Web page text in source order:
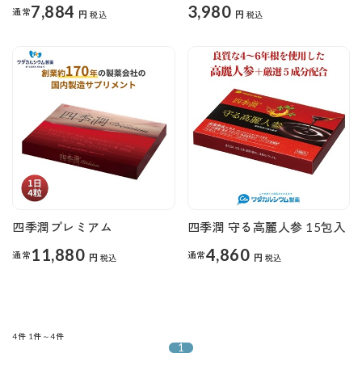
通常7,884 円 税込 3,980 円 税込
四季潤プレミアム
通常 11,880 円 税込
四季潤 守る高麗人参 15包入
通常4,860 円 税込
4件 1件～4件
1